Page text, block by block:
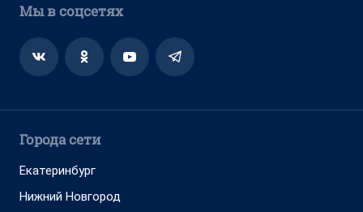
Мы в соцсетях
Города сети
Екатеринбург
Нижний Новгород